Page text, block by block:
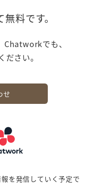
料です。
Chatworkでも、
ださい。
せ
を発信していく予定で